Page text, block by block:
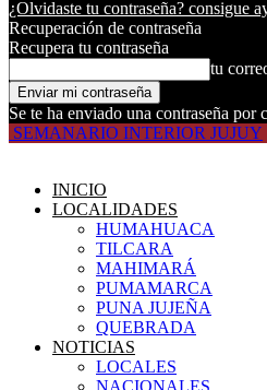
¿Olvidaste tu contraseña? consigue
Recuperación de contraseña
Recupera tu contraseña
tu
Se te ha enviado una contraseña por
SEMANARIO INTERIOR JUJUY
INICIO
LOCALIDADES
HUMAHUACA
TILCARA
MAHIMARÁ
PUMAMARCA
PUNA JUJEÑA
QUEBRADA
NOTICIAS
LOCALES
NACIONALES